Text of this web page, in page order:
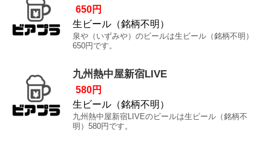
650円
生ビール（銘柄不明）
泉や（いずみや）のビールは生ビール（銘柄不明）
650円です。
九州熱中屋新宿LIVE
580円
生ビール（銘柄不明）
九州熱中屋新宿LIVEのビールは生ビール（銘柄不
明）580円です。